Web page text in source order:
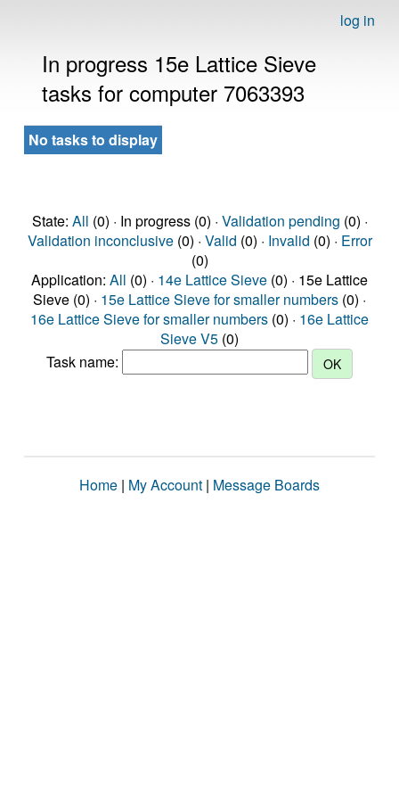
log in
In progress 15e Lattice Sieve
tasks for computer 7063393
No tasks to display
State: All (0) · In progress (0) · Validation pending (0) ·
Validation inconclusive(0) · Valid (0) · Invalid (0) · Error
(0)
Application: All (0) · 14e Lattice Sieve (0) · 15e Lattice
Sieve (0) · 15e Lattice Sieve for smaller numbers (0) ·
16e Lattice Sieve for smaller numbers (0) · 16e Lattice
Sieve V5 (0)
Task name:
Home | My Account | Message Boards